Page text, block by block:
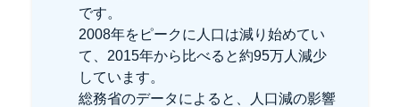
です。
2008年をピークに人口は減り始めてい
て、2015年から比べると約95万人減少
しています。
総務省のデータによると、人口減の影響